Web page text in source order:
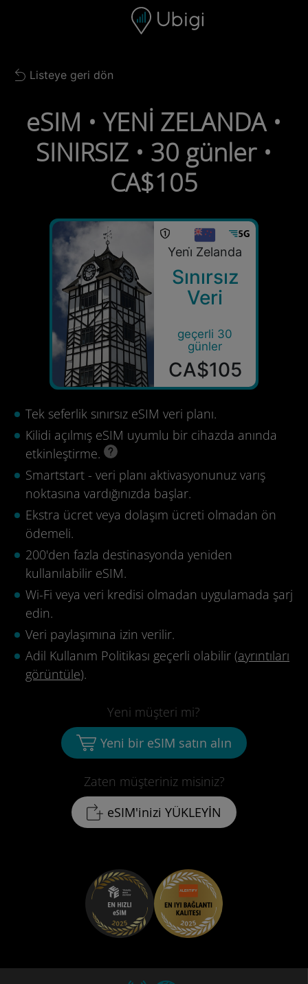
Gezinme çubuğu Alt bilgi
Back to list
Listeye geri dön
eSIM • YENİ ZELANDA •
SINIRSIZ • 30 günler •
CA$105
Yeni̇ Zelanda
Sınırsız
Veri
geçerli 30
günler
CA$105
Tek seferlik sınırsız eSIM veri planı.
Kilidi açılmış eSIM uyumlu bir cihazda anında
etkinleştirme.
Smartstart - veri planı aktivasyonunuz varış
noktasına vardığınızda başlar.
Ekstra ücret veya dolaşım ücreti olmadan ön
ödemeli.
200'den fazla destinasyonda yeniden
kullanılabilir eSIM.
Wi-Fi veya veri kredisi olmadan uygulamada şarj
edin.
Veri paylaşımına izin verilir.
Adil Kullanım Politikası geçerli olabilir (ayrıntıları
görüntüle).
Zaten müşteriniz misiniz?
eSIM'inizi YÜKLEYİN
Yeni müşteri mi?
Yeni bir eSIM satın alın